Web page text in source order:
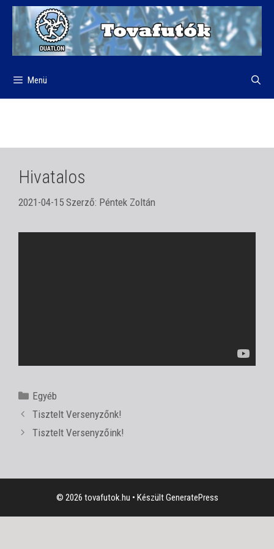
Kilépés
tartalomba
Menü
Hivatalos
2021-04-15 Szerző: Péntek Zoltán
Kategória
Egyéb
Tisztelt Versenyzőnk!
Tisztelt Versenyzőink!
© 2026 tovafutok.hu • KészültGeneratePress